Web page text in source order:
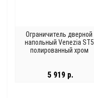
Ограничитель дверной
напольный Venezia ST5
полированный хром
5 919 р.